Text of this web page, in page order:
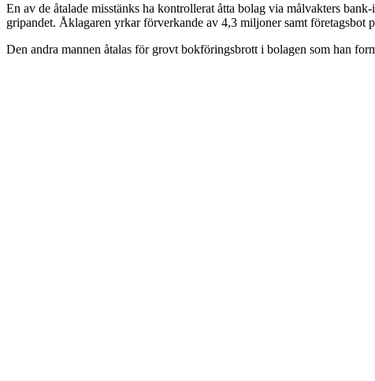
En av de åtalade misstänks ha kontrollerat åtta bolag via målvakters
gripandet. Åklagaren yrkar förverkande av 4,3 miljoner samt företagsbot
Den andra mannen åtalas för grovt bokföringsbrott i bolagen som han